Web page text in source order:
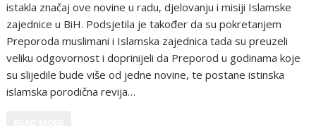
istakla značaj ove novine u radu, djelovanju i misiji Islamske
zajednice u BiH. Podsjetila je također da su pokretanjem
Preporoda muslimani i Islamska zajednica tada su preuzeli
veliku odgovornost i doprinijeli da Preporod u godinama koje
su slijedile bude više od jedne novine, te postane istinska
islamska porodična revija…